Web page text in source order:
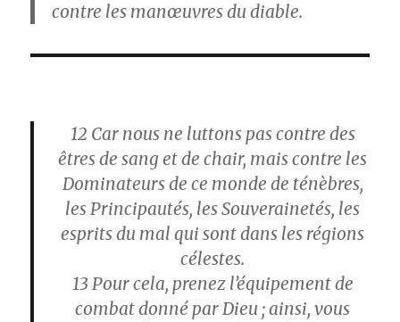
contre les manœuvres du diable.
12 Car nous ne luttons pas contre des
êtres de sang et de chair, mais contre les
Dominateurs de ce monde de ténèbres,
les Principautés, les Souverainetés, les
esprits du mal qui sont dans les régions
célestes.
13 Pour cela, prenez l’équipement de
combat donné par Dieu ; ainsi, vous